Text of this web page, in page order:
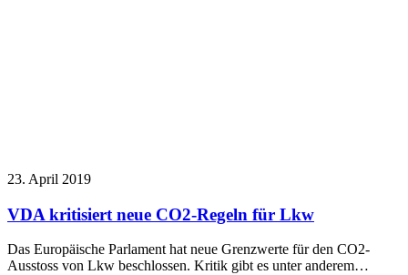
23. April 2019
VDA kritisiert neue CO2-Regeln für Lkw
Das Europäische Parlament hat neue Grenzwerte für den CO2-
Ausstoss von Lkw beschlossen. Kritik gibt es unter anderem…